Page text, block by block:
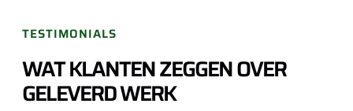
TESTIMONIALS
WAT KLANTEN ZEGGEN OVER
GELEVERD WERK